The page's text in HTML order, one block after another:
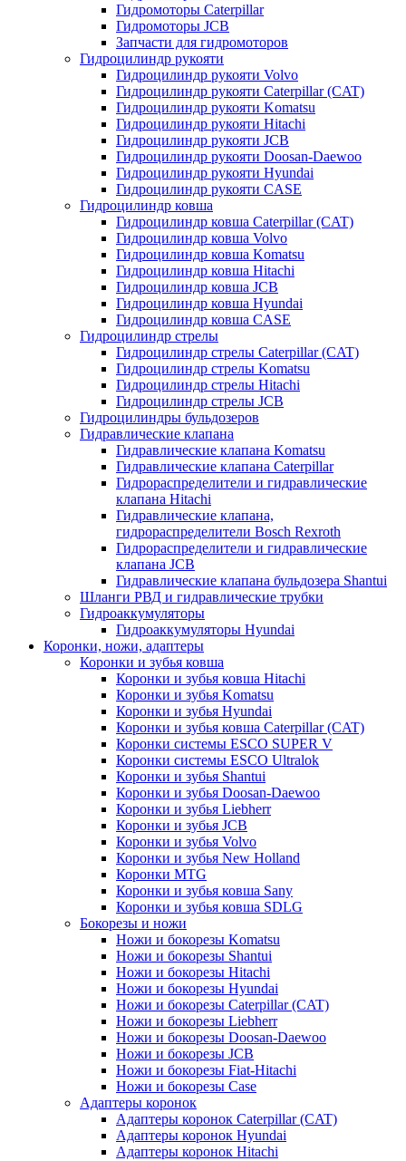
Гидромоторы Caterpillar
Гидромоторы JCB
Запчасти для гидромоторов
Гидроцилиндр рукояти
Гидроцилиндр рукояти Volvo
Гидроцилиндр рукояти Caterpillar (CAT)
Гидроцилиндр рукояти Komatsu
Гидроцилиндр рукояти Hitachi
Гидроцилиндр рукояти JCB
Гидроцилиндр рукояти Doosan-Daewoo
Гидроцилиндр рукояти Hyundai
Гидроцилиндр рукояти CASE
Гидроцилиндр ковша
Гидроцилиндр ковша Caterpillar (CAT)
Гидроцилиндр ковша Volvo
Гидроцилиндр ковша Komatsu
Гидроцилиндр ковша Hitachi
Гидроцилиндр ковша JCB
Гидроцилиндр ковша Hyundai
Гидроцилиндр ковша CASE
Гидроцилиндр стрелы
Гидроцилиндр стрелы Caterpillar (CAT)
Гидроцилиндр стрелы Komatsu
Гидроцилиндр стрелы Hitachi
Гидроцилиндр стрелы JCB
Гидроцилиндры бульдозеров
Гидравлические клапана
Гидравлические клапана Komatsu
Гидравлические клапана Caterpillar
Гидрораспределители и гидравлические
клапана Hitachi
Гидравлические клапана,
гидрораспределители Bosch Rexroth
Гидрораспределители и гидравлические
клапана JCB
Гидравлические клапана бульдозера Shantui
Шланги РВД и гидравлические трубки
Гидроаккумуляторы
Гидроаккумуляторы Hyundai
Коронки, ножи, адаптеры
Коронки и зубья ковша
Коронки и зубья ковша Hitachi
Коронки и зубья Komatsu
Коронки и зубья Hyundai
Коронки и зубья ковша Caterpillar (CAT)
Коронки системы ESCO SUPER V
Коронки системы ESCO Ultralok
Коронки и зубья Shantui
Коронки и зубья Doosan-Daewoo
Коронки и зубья Liebherr
Коронки и зубья JCB
Коронки и зубья Volvo
Коронки и зубья New Holland
Коронки MTG
Коронки и зубья ковша Sany
Коронки и зубья ковша SDLG
Бокорезы и ножи
Ножи и бокорезы Komatsu
Ножи и бокорезы Shantui
Ножи и бокорезы Hitachi
Ножи и бокорезы Hyundai
Ножи и бокорезы Caterpillar (CAT)
Ножи и бокорезы Liebherr
Ножи и бокорезы Doosan-Daewoo
Ножи и бокорезы JCB
Ножи и бокорезы Fiat-Hitachi
Ножи и бокорезы Case
Адаптеры коронок
Адаптеры коронок Caterpillar (CAT)
Адаптеры коронок Hyundai
Адаптеры коронок Hitachi